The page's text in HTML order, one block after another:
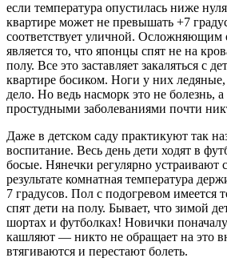
если температура опустилась ниже
квартире может не превышать +7
соответствует уличной. Осложняющим
является то, что японцы спят не на
полу. Все это заставляет закаляться с
квартире босиком. Ноги у них
дело. Но ведь насморк это не болезнь,
простудными заболеваниями почти
Даже в детском саду практикуют так
воспитание. Весь день дети ходят в
босые. Нянечки регулярно устраивают
результате комнатная температура
7 градусов. Пол с подогревом имеется
спят дети на полу. Бывает, что зимой
шортах и футболках! Новички
кашляют — никто не обращает на это
втягиваются и перестают болеть.